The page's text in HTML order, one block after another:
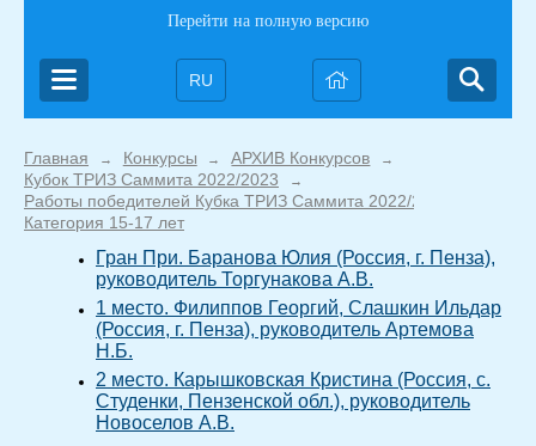
Перейти на полную версию
RU
Главная → Конкурсы → АРХИВ Конкурсов →
Кубок ТРИЗ Саммита 2022/2023 →
Работы победителей Кубка ТРИЗ Саммита 2022/2023
Категория 15-17 лет
Гран При. Баранова Юлия (Россия, г. Пенза),
руководитель Торгунакова А.В.
1 место. Филиппов Георгий, Слашкин Ильдар
(Россия, г. Пенза), руководитель Артемова
Н.Б.
2 место. Карышковская Кристина (Россия, с.
Студенки, Пензенской обл.), руководитель
Новоселов А.В.